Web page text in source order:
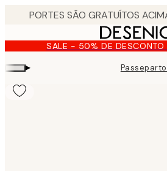
content. SALE - 50% DE DESCONTO
▸